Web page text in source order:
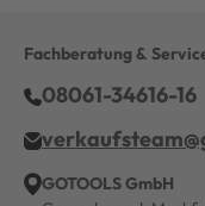
Fachberatung &
08061-34616-16
GOTOOLS GmbH